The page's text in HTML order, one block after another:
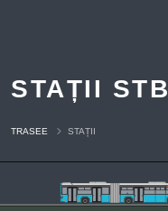
STAȚII STB
TRASEE STAȚII